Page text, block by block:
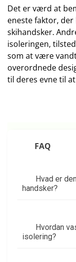
Det er værd at
eneste faktor,
skihandsker.
isoleringen,
som at være
overordnede
til deres evne til
FAQ
Hvad er
handsker?
Hvordan
isolering?